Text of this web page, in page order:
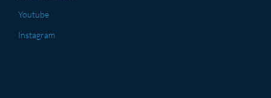
Youtube
Instagram